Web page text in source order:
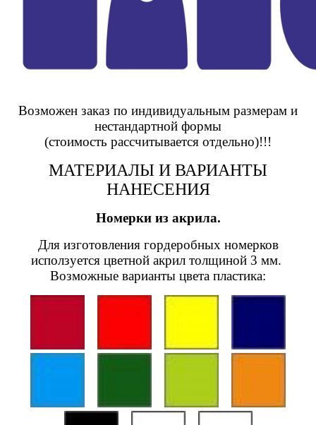
Возможен заказ по индивидуальным размерам и
нестандартной формы
(стоимость рассчитывается отдельно)!!!
МАТЕРИАЛЫ И ВАРИАНТЫ
НАНЕСЕНИЯ
Номерки из акрила.
Для изготовления гордеробных номерков
исползуется цветной акрил толщиной 3 мм.
Возможные варианты цвета пластика: